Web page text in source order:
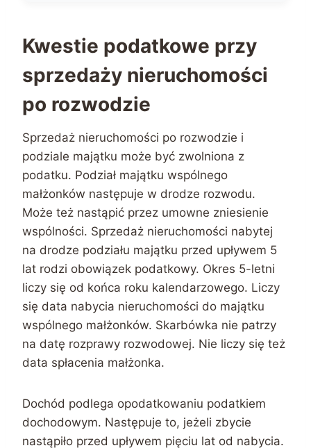
Kwestie podatkowe przy
sprzedaży nieruchomości
po rozwodzie
Sprzedaż nieruchomości po rozwodzie i
podziale majątku może być zwolniona z
podatku. Podział majątku wspólnego
małżonków następuje w drodze rozwodu.
Może też nastąpić przez umowne zniesienie
wspólności. Sprzedaż nieruchomości nabytej
na drodze podziału majątku przed upływem 5
lat rodzi obowiązek podatkowy. Okres 5-letni
liczy się od końca roku kalendarzowego. Liczy
się data nabycia nieruchomości do majątku
wspólnego małżonków. Skarbówka nie patrzy
na datę rozprawy rozwodowej. Nie liczy się też
data spłacenia małżonka.
Dochód podlega opodatkowaniu podatkiem
dochodowym. Następuje to, jeżeli zbycie
nastąpiło przed upływem pięciu lat od nabycia.